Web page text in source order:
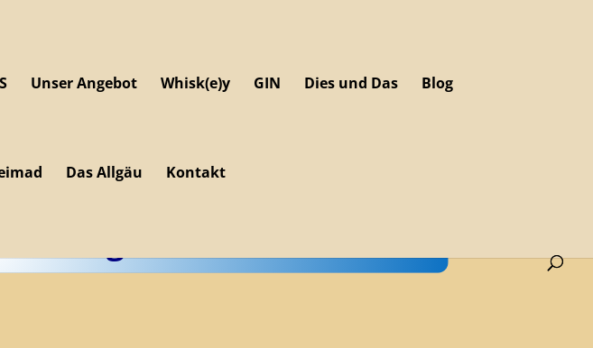
Unser Angebot Whisk(e)y GIN Dies und Das Blog
Das Allgäu Kontakt